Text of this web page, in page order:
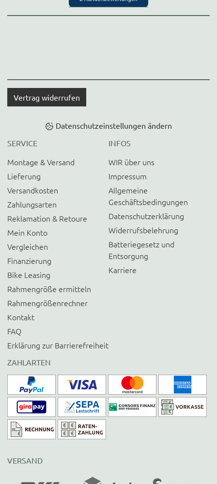
Vertrag widerrufen
Datenschutzeinstellungen ändern
SERVICE
Montage & Versand
Lieferung
Versandkosten
Zahlungsarten
Reklamation & Retoure
Mein Konto
Vergleichen
Finanzierung
Bike Leasing
Rahmengröße ermitteln
Rahmengrößenrechner
Kontakt
FAQ
Erklärung zur Barrierefreiheit
INFOS
WIR über uns
Impressum
Allgemeine
Geschäftsbedingungen
Datenschutzerklärung
Widerrufsbelehrung
Batteriegesetz und
Entsorgung
Karriere
ZAHLARTEN
VERSAND